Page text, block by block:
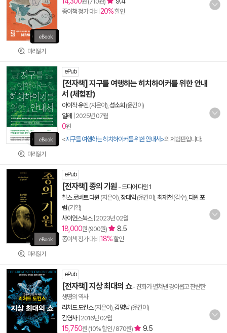
미리읽기
종이책 정가 대비 20%할인
미리읽기
ePub
[전자책] 지구를 여행하는 히치하이커를 위한 안내
서 (체험판)
아이작 유엔 (지은이), 성소희 (옮긴이)
알레
2025년 07월
0원
<지구를 여행하는 히치하이커를 위한 안내서>의 체험판입니다.
미리읽기
ePub
[전자책] 종의 기원 -드디어 다윈 1
찰스 로버트 다윈 (지은이), 장대익 (옮긴이), 최재천(감수), 다윈 포
럼(기획)
사이언스북스| 2023년 02월
18,000원 (900원) 8.5
종이책 정가 대비 18%할인
ePub
[전자책] 지상 최대의 쇼- 진화가 펼쳐낸 경이롭고 찬란한
생명의 역사
리처드 도킨스(지은이), 김명남(옮긴이)
김영사| 2016년 02월
15,750원 (10% 할인 / 870원) 9.5